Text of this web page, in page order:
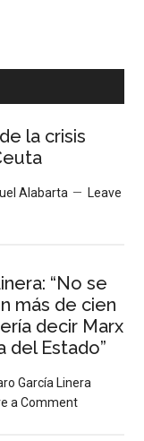
la crisis
Alabarta
Leave
“No se
más de cien
decir Marx
del Estado”
García Linera
a Comment